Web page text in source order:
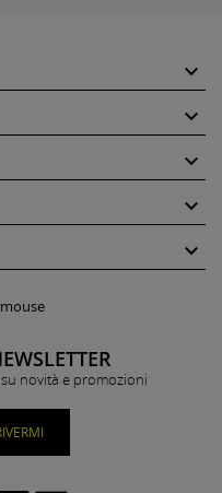





novità e promozioni